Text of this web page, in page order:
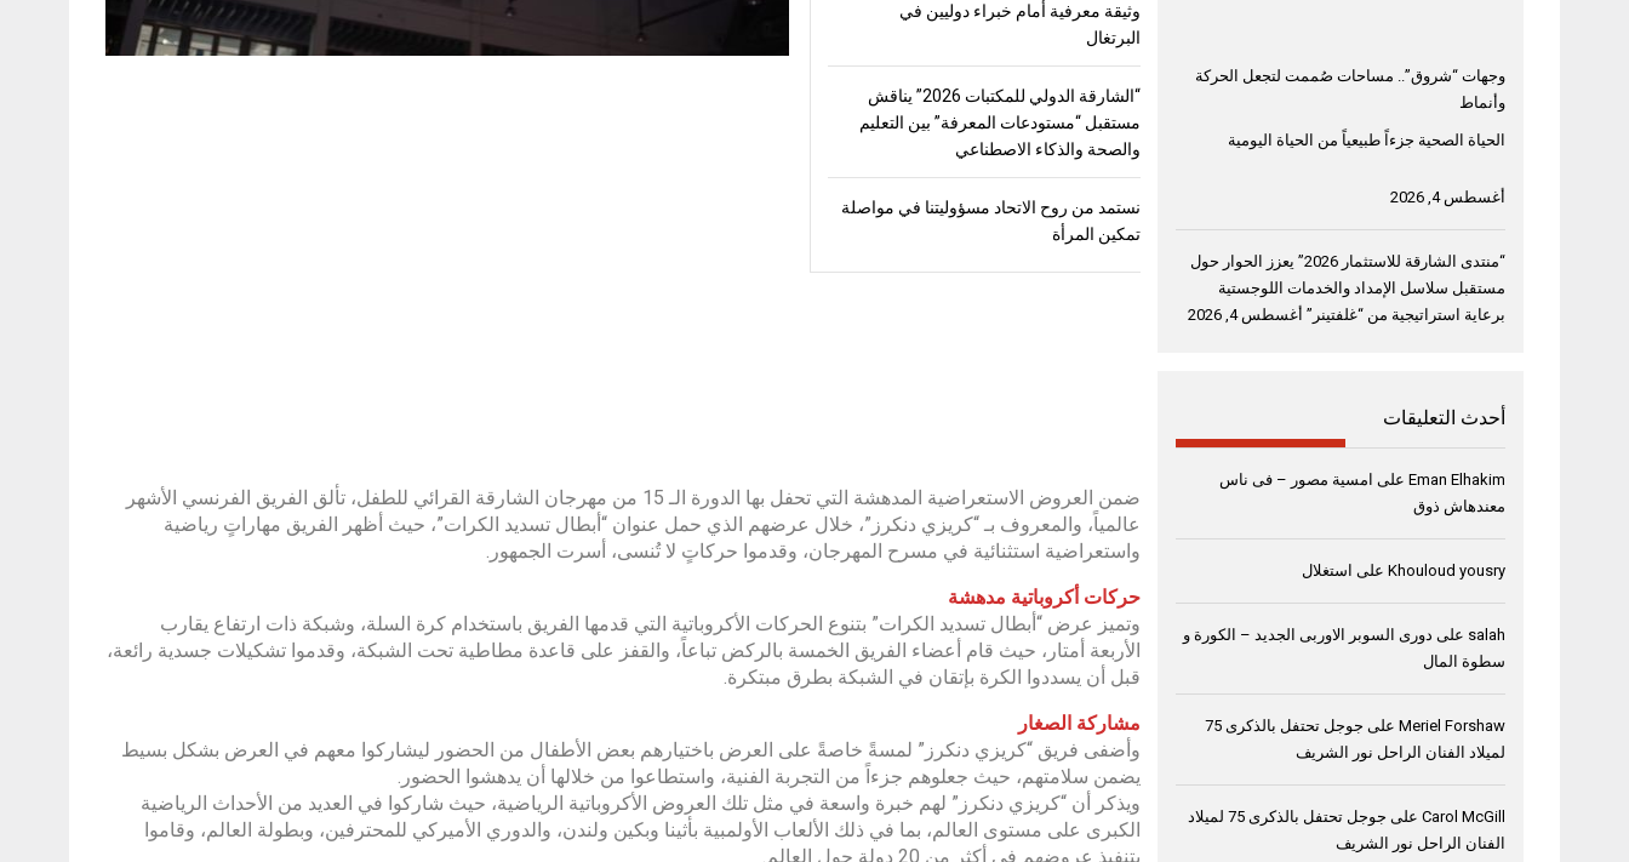
وثيقة معرفية أمام خبراء دوليين في
البرتغال
“الشارقة الدولي للمكتبات 2026” يناقش
مستقبل “مستودعات المعرفة” بين التعليم
والصحة والذكاء الاصطناعي
نستمد من روح الاتحاد مسؤوليتنا في مواصلة
تمكين المرأة
ضمن العروض الاستعراضية المدهشة التي تحفل بها الدورة الـ 15 من مهرجان الشارقة القرائي للطفل، تألق الفريق الفرنسي الأشهر
عالمياً، والمعروف بـ “كريزي دنكرز”، خلال عرضهم الذي حمل عنوان “أبطال تسديد الكرات”، حيث أظهر الفريق مهاراتٍ رياضية
واستعراضية استثنائية في مسرح المهرجان، وقدموا حركاتٍ لا تُنسى، أسرت الجمهور.
حركات أكروباتية مدهشة
وتميز عرض “أبطال تسديد الكرات” بتنوع الحركات الأكروباتية التي قدمها الفريق باستخدام كرة السلة، وشبكة ذات ارتفاع يقارب
الأربعة أمتار، حيث قام أعضاء الفريق الخمسة بالركض تباعاً، والقفز على قاعدة مطاطية تحت الشبكة، وقدموا تشكيلات جسدية رائعة،
قبل أن يسددوا الكرة بإتقان في الشبكة بطرق مبتكرة.
مشاركة الصغار
وأضفى فريق “كريزي دنكرز” لمسةً خاصةً على العرض باختيارهم بعض الأطفال من الحضور ليشاركوا معهم في العرض بشكل بسيط
يضمن سلامتهم، حيث جعلوهم جزءاً من التجربة الفنية، واستطاعوا من خلالها أن يدهشوا الحضور.
ويذكر أن “كريزي دنكرز” لهم خبرة واسعة في مثل تلك العروض الأكروباتية الرياضية، حيث شاركوا في العديد من الأحداث الرياضية
الكبرى على مستوى العالم، بما في ذلك الألعاب الأولمبية بأثينا وبكين ولندن، والدوري الأميركي للمحترفين، وبطولة العالم، وقاموا
بتنفيذ عروضهم في أكثر من 20 دولة حول العالم.
وجهات “شروق”.. مساحات صُممت لتجعل الحركة
وأنماط
الحياة الصحية جزءاً طبيعياً من الحياة اليومية
أغسطس 4, 2026
“منتدى الشارقة للاستثمار 2026” يعزز الحوار حول
مستقبل سلاسل الإمداد والخدمات اللوجستية
برعاية استراتيجية من “غلفتينر” أغسطس 4, 2026
أحدث التعليقات
Eman Elhakim على امسية مصور – فى ناس
معندهاش ذوق
Khouloud yousry على استغلال
salah على دورى السوبر الاوربى الجديد – الكورة و
سطوة المال
Meriel Forshaw على
جوجل تحتفل بالذكرى 75
لميلاد الفنان الراحل نور الشريف
Carol McGill على
جوجل تحتفل بالذكرى 75 لميلاد
الفنان الراحل نور الشريف